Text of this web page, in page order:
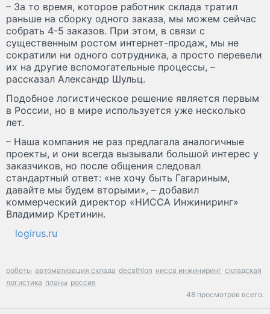
– За то время, которое работник склада тратил
раньше на сборку одного заказа, мы можем сейчас
собрать 4-5 заказов. При этом, в связи с
существенным ростом интернет-продаж, мы не
сократили ни одного сотрудника, а просто перевели
их на другие вспомогательные процессы, –
рассказал Александр Шульц.
Подобное логистическое решение является первым
в России, но в мире используется уже несколько
лет.
– Наша компания не раз предлагала аналогичные
проекты, и они всегда вызывали большой интерес у
заказчиков, но после общения следовал
стандартный ответ: «не хочу быть Гагариным,
давайте мы будем вторыми», – добавил
коммерческий директор «НИССА Инжиниринг»
Владимир Кретинин.
logirus.ru
роботы автоматизация склада decathlon нисса инжиниринг складская
логистика планы россия
48 просмотров всего.